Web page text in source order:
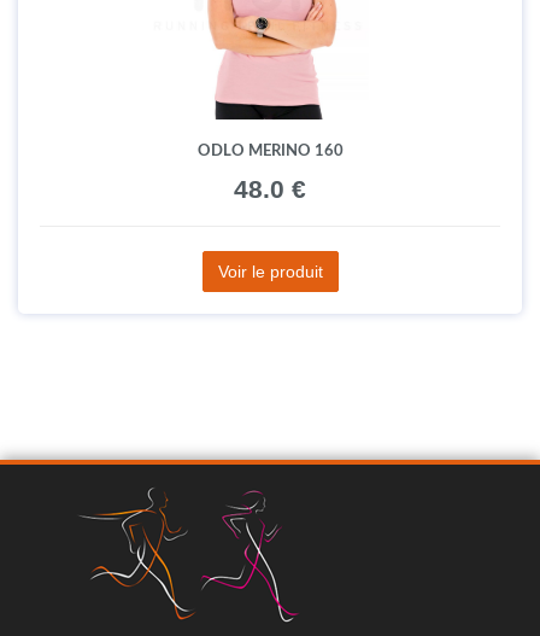
ODLO MERINO 160
48.0 €
Voir le produit